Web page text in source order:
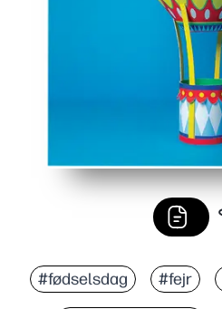
#fødselsdag #fejr